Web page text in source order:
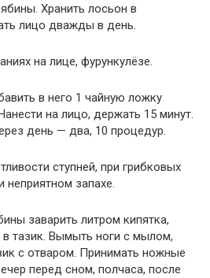
Хранить лосьон в
лицо дважды в день.
на лице, фурункулёзе.
в него 1 чайную ложку
на лицо, держать 15 минут.
день — два, 10 процедур.
ступней, при грибковых
неприятном запахе.
заварить литром кипятка,
в тазик. Вымыть ноги с мылом,
с отваром. Принимать ножные
перед сном, полчаса, после